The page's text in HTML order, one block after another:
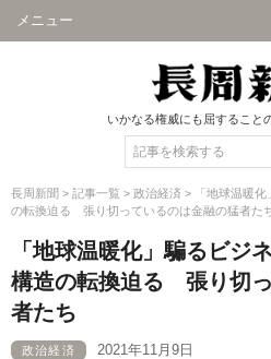
メニュー
いかなる権威にも屈すること
長周新聞 > 記事一覧 > 政治経済 >
「地球温暖
の転換迫る 張り切っているのは金融の猛者た
「地球温暖化」騙るビ
構造の転換迫る 張り切
者たち
政治経済 2021年11月9日